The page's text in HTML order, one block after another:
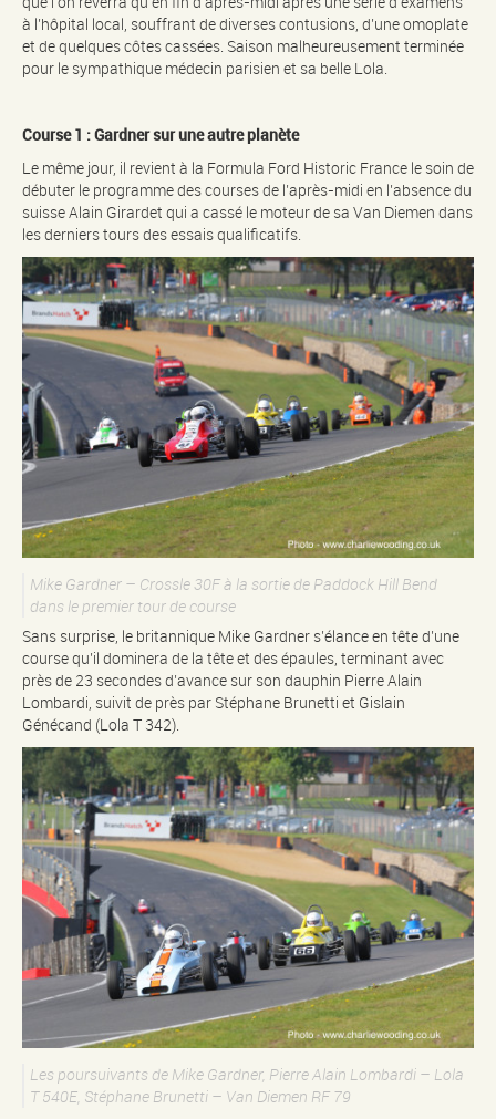
à l’hôpital local, souffrant de diverses contusions, d’une omoplate
et de quelques côtes cassées. Saison malheureusement terminée
pour le sympathique médecin parisien et sa belle Lola.
Course 1 : Gardner sur une autre planète
Le même jour, il revient à la Formula Ford Historic France le soin de
débuter le programme des courses de l’après-midi en l’absence du
suisse Alain Girardet qui a cassé le moteur de sa Van Diemen dans
les derniers tours des essais qualificatifs.
Mike Gardner – Crossle 30F à la sortie de Paddock Hill Bend
dans le premier tour de course
Sans surprise, le britannique Mike Gardner s’élance en tête d’une
course qu’il dominera de la tête et des épaules, terminant avec
près de 23 secondes d’avance sur son dauphin Pierre Alain
Lombardi, suivit de près par Stéphane Brunetti et Gislain
Génécand (Lola T 342).
Les poursuivants de Mike Gardner, Pierre Alain Lombardi – Lola
T 540E, Stéphane Brunetti – Van Diemen RF 79